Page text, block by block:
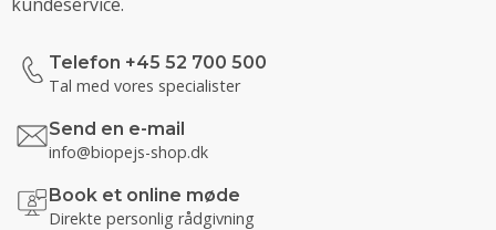
Telefon +45 52 700 500
Tal med vores specialister
Send en e-mail
info@biopejs-shop.dk
Book et online møde
Direkte personlig rådgivning